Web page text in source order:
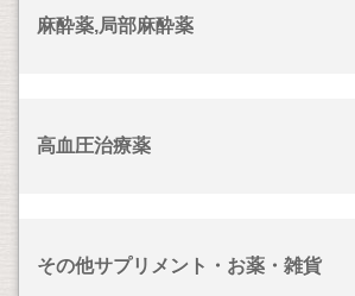
麻酔薬,局部麻酔薬
高血圧治療薬
その他サプリメント・お薬・雑貨